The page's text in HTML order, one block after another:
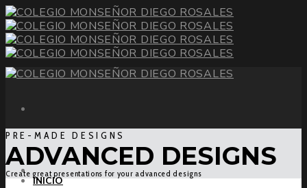
INICIO
PRE-MADE DESIGNS
ADVANCED DESIGNS
Create great presentations for your advanced designs